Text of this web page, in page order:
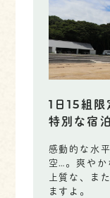
1日15組
特別な宿
感動的な水
空…。爽やか
上質な、ま
ますよ。